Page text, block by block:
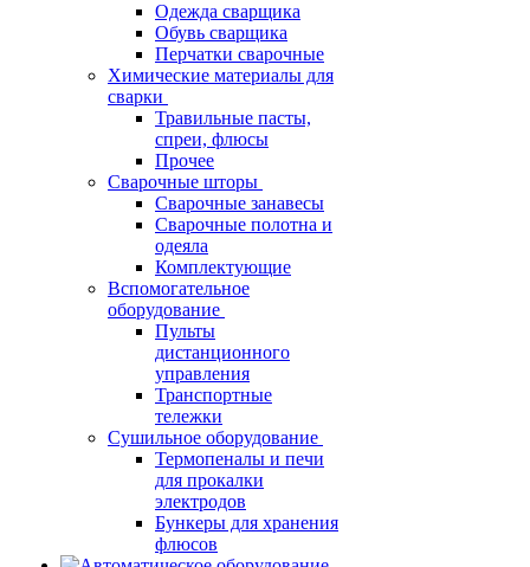
Одежда сварщика
Обувь сварщика
Перчатки сварочные
Химические материалы для
сварки
Травильные пасты,
спреи, флюсы
Прочее
Сварочные шторы
Сварочные занавесы
Сварочные полотна и
одеяла
Комплектующие
Вспомогательное
оборудование
Пульты
дистанционного
управления
Транспортные
тележки
Сушильное оборудование
Термопеналы и печи
для прокалки
электродов
Бункеры для хранения
флюсов